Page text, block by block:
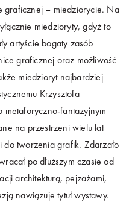
graficznej – miedziorycie. Na
miedzioryty, gdyż to
artyście bogaty zasób
graficznej oraz możliwość
miedzioryt najbardziej
Krzysztofa
fantazyjnym
na przestrzeni wielu lat
do tworzenia grafik. Zdarzało
po dłuższym czasie od
architekturą, pejzażami,
nawiązuje tytuł wystawy.